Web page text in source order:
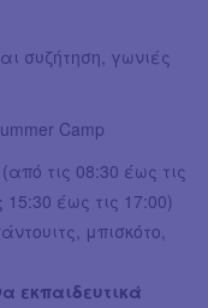
συζήτηση, γωνιές
Camp
(από τις 08:30 έως τις
15:30 έως τις 17:00)
μπισκότo,
εκπαιδευτικά